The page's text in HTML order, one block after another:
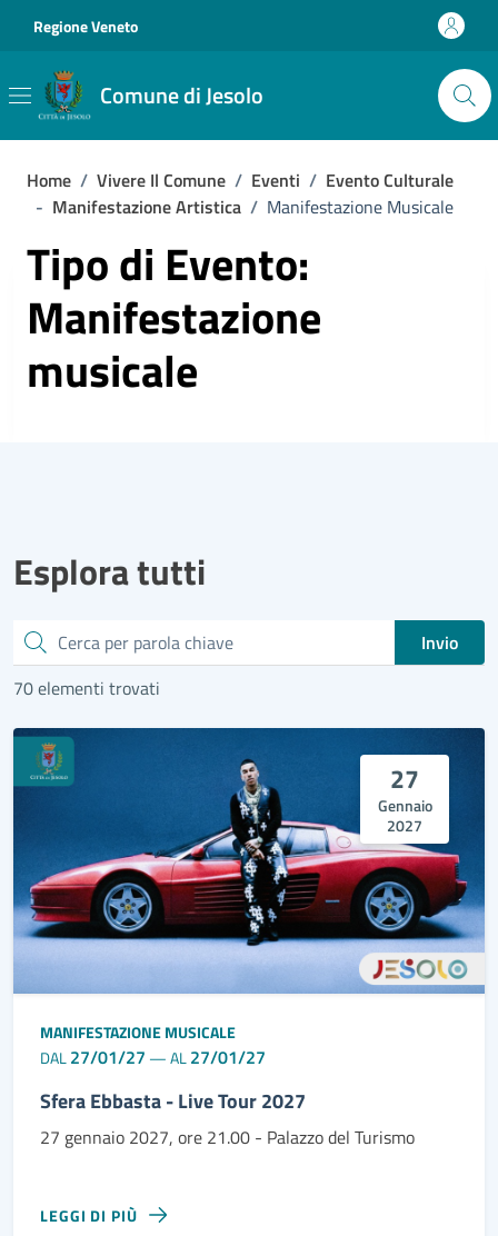
Regione Veneto
Comune di Jesolo
Home / Vivere Il Comune / Eventi / Evento Culturale
- Manifestazione Artistica / Manifestazione Musicale
Tipo di Evento:
Manifestazione
musicale
Esplora tutti
Cerca
Invio
70 elementi trovati
27
Gennaio
2027
MANIFESTAZIONE MUSICALE
DAL27/01/27 —AL27/01/27
Sfera Ebbasta - Live Tour 2027
27 gennaio 2027, ore 21.00 - Palazzo del Turismo
LEGGI DI PIÙ